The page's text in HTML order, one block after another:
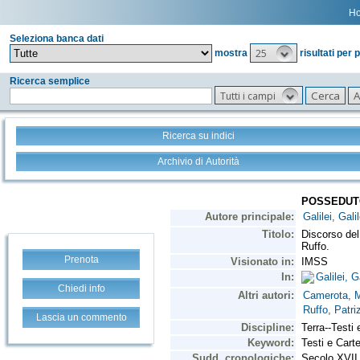
Seleziona banca dati
mostra
25 risultati per
Ricerca semplice
Tutti i campi
Ricerca su indici
Archivio di Autorità
Prenota
Chiedi info
Lascia un commento